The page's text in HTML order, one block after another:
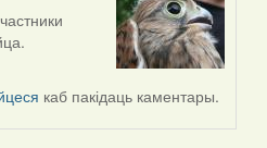
каб пакідаць каментары.